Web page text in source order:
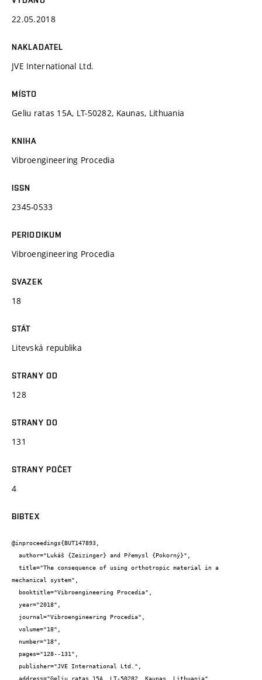
22.05.2018
NAKLADATEL
JVE International Ltd.
MÍSTO
Geliu ratas 15A, LT-50282, Kaunas, Lithuania
KNIHA
Vibroengineering Procedia
ISSN
2345-0533
PERIODIKUM
Vibroengineering Procedia
SVAZEK
18
STÁT
Litevská republika
STRANY OD
128
STRANY DO
131
STRANY POČET
4
BIBTEX
@inproceedings{BUT147893,
mechanical system",